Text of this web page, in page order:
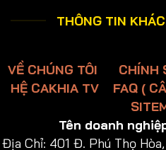
THÔNG TIN
VỀ CHÚNG TÔI CHÍNH
HỆ CAKHIA TV
FAQ (
Tên doanh
Địa Chỉ: 401 Đ. Phú Thọ